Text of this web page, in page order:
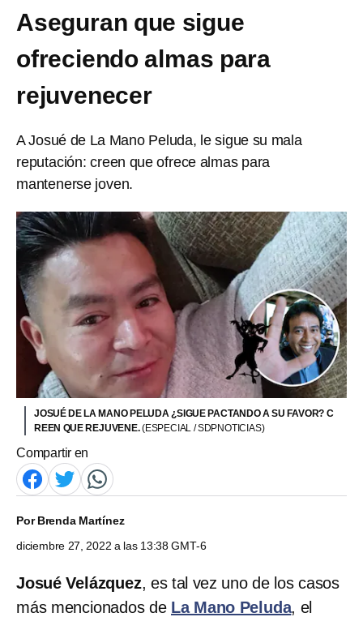
Aseguran que sigue
ofreciendo almas para
rejuvenecer
A Josué de La Mano Peluda, le sigue su mala
reputación: creen que ofrece almas para
mantenerse joven.
JOSUÉ DE LA MANO PELUDA ¿SIGUE PACTANDO A SU FAVOR? C
REEN QUE REJUVENE.(ESPECIAL / SDPNOTICIAS)
Compartir en
PorBrenda Martínez
diciembre 27, 2022 a las 13:38 GMT-6
Josué Velázquez, es tal vez uno de los casos
más mencionados de La Mano Peluda, el